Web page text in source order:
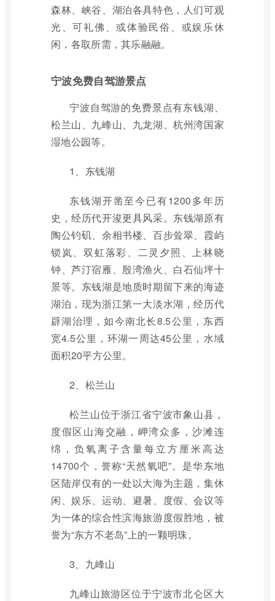
森林、峡谷、湖泊各具特色，人们可观
光、可礼佛、或体验民俗、或娱乐休
闲，各取所需，其乐融融。
宁波免费自驾游景点
宁波自驾游的免费景点有东钱湖、
松兰山、九峰山、九龙湖、杭州湾国家
湿地公园等。
1、东钱湖
东钱湖开凿至今已有1200多年历
史，经历代开浚更具风采。东钱湖原有
陶公钓矶、余相书楼、百步耸翠、霞屿
锁岚、双虹落彩、二灵夕照、上林晓
钟、芦汀宿雁、殷湾渔火、白石仙坪十
景等。东钱湖是地质时期留下来的海迹
湖泊，现为浙江第一大淡水湖，经历代
辟湖治理，如今南北长8.5公里，东西
宽4.5公里，环湖一周达45公里，水域
面积20平方公里。
2、松兰山
松兰山位于浙江省宁波市象山县，
度假区山海交融，岬湾众多，沙滩连
绵，负氧离子含量每立方厘米高达
14700个，誉称“天然氧吧”。是华东地
区陆岸仅有的一处以大海为主题，集休
闲、娱乐、运动、避暑、度假、会议等
为一体的综合性滨海旅游度假胜地，被
誉为“东方不老岛”上的一颗明珠。
3、九峰山
九峰山旅游区位于宁波市北仑区大